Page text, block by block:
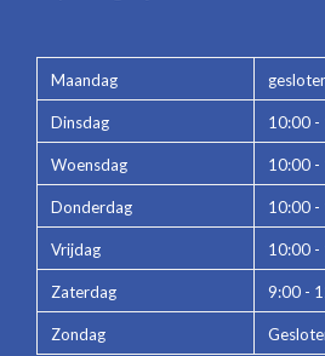
Maandag
Dinsdag 10:00 -
Woensdag 10:00 -
Donderdag 10:00 -
Vrijdag 10:00 -
Zaterdag 9:00 -
Zondag